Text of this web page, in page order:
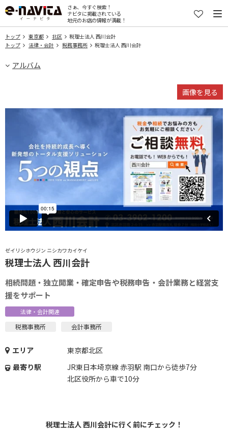
さぁ、今すぐ検索！
ナビタに掲載されている
地元のお店の情報が満載！
トップ 東京都 北区
税理士法人 西川会計
トップ
法律・会計 税務事務所 税理士法人 西川会計
アルバム
ゼイリシホウジン ニシカワカイケイ
税理士法人 西川会計
相続問題・独立開業・確定申告や税務申告・会計業務と経営支
援をサポート
法律・会計関連
税務事務所 会計事務所
エリア
東京都北区
最寄り駅
JR東日本埼京線 赤羽駅 南口から徒歩7分
北区役所から車で10分
税理士法人 西川会計に行く前にチェック！
画像を見る